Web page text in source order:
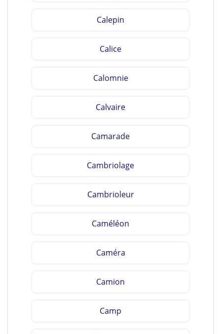
Calepin
Calice
Calomnie
Calvaire
Camarade
Cambriolage
Cambrioleur
Caméléon
Caméra
Camion
Camp